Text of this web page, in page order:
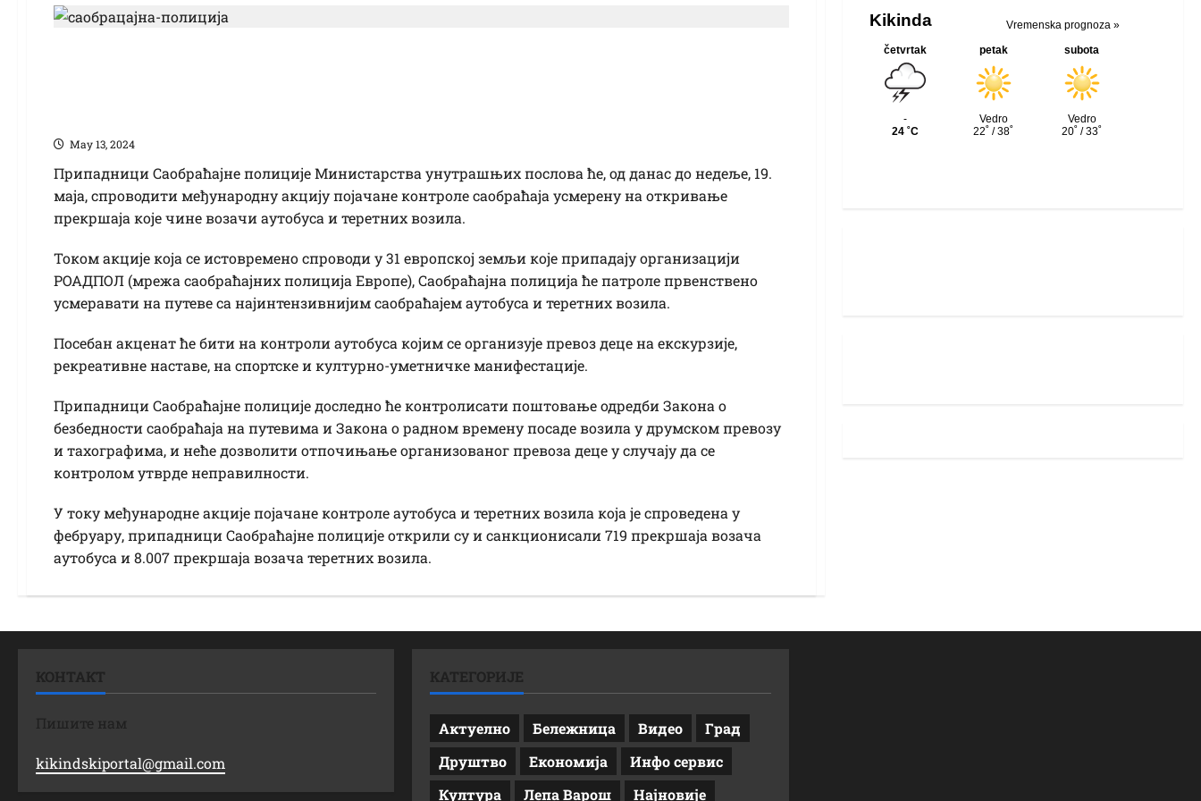
Маy 13, 2024
Припадници Саобраћајне полиције Министарства унутрашњих послова ће, од данас до недеље, 19.
маја, спроводити међународну акцију појачане контроле саобраћаја усмерену на откривање
прекршаја које чине возачи аутобуса и теретних возила.
Током акције која се истовремено спроводи у 31 европској земљи које припадају организацији
РОАДПОЛ (мрежа саобраћајних полиција Европе), Саобраћајна полиција ће патроле првенствено
усмеравати на путеве са најинтензивнијим саобраћајем аутобуса и теретних возила.
Посебан акценат ће бити на контроли аутобуса којим се организује превоз деце на екскурзије,
рекреативне наставе, на спортске и културно-уметничке манифестације.
Припадници Саобраћајне полиције доследно ће контролисати поштовање одредби Закона о
безбедности саобраћаја на путевима и Закона о радном времену посаде возила у друмском превозу
и тахографима, и неће дозволити отпочињање организованог превоза деце у случају да се
контролом утврде неправилности.
У току међународне акције појачане контроле аутобуса и теретних возила која је спроведена у
фебруару, припадници Саобраћајне полиције открили су и санкционисали 719 прекршаја возача
аутобуса и 8.007 прекршаја возача теретних возила.
КОНТАКТ
Пишите нам
kikindskiportal@gmail.com
КАТЕГОРИЈЕ
Актуелно Бележница Видео
Град
Друштво
Економија
Инфо сервис
Култура
Лепа Варош Најновије